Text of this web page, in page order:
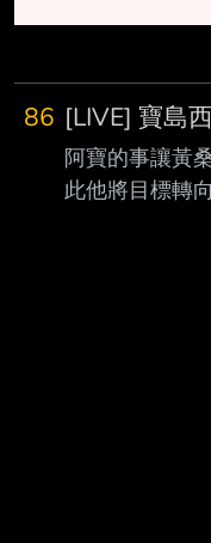
86 [LIVE] 寶島
阿寶的事讓黃
此他將目標轉